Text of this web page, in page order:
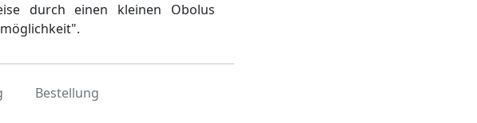
durch einen kleinen Obolus
Bestellung